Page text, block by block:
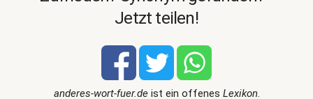
Jetzt teilen!
anderes-wort-fuer.deist ein offenes Lexikon.